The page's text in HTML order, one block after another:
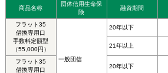
商品名称
団体信用生命保
険
融資期間
フラット35
借換専用口
手数料定額型
（55,000円）
一般団信
20年以下
21年以上
フラット35
借換専用口
20年以下